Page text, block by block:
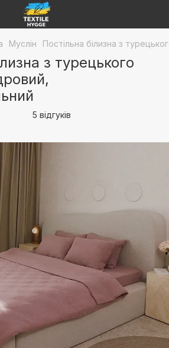
Муслін Постільна білизна з
з турецького
5 відгуків